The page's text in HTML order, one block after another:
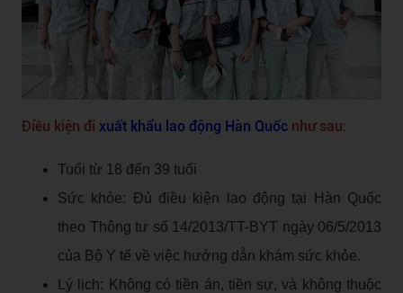
Điều kiện đi xuất khẩu lao động Hàn Quốc như sau:
Tuổi từ 18 đến 39 tuổi
Sức khỏe: Đủ điều kiện lao động tại Hàn Quốc
theo Thông tư số 14/2013/TT-BYT ngày 06/5/2013
của Bộ Y tế về việc hướng dẫn khám sức khỏe.
Lý lịch: Không có tiền án, tiền sự, và không thuộc